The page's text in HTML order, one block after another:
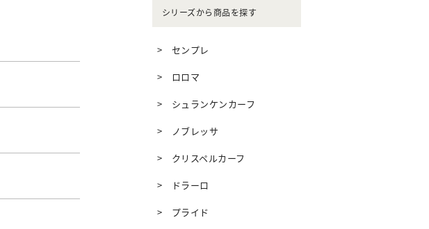
シリーズから商品を探す
センプレ
ロロマ
シュランケンカーフ
ノブレッサ
クリスペルカーフ
ドラーロ
プライド